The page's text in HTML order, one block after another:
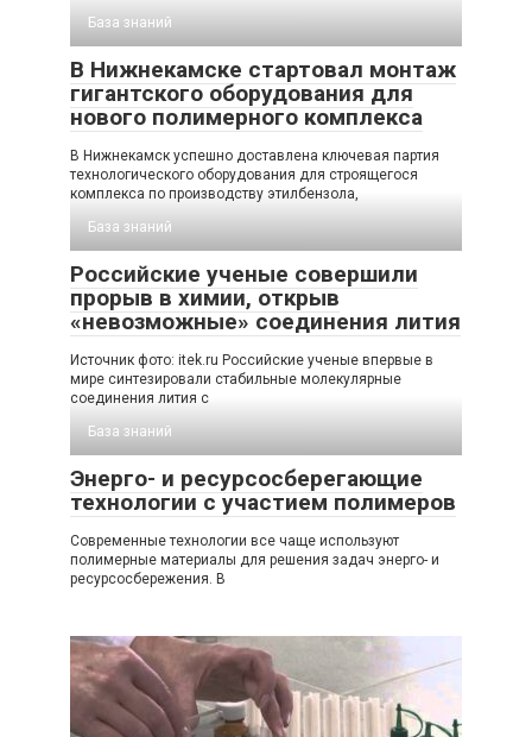
База знаний
В Нижнекамске стартовал монтаж
гигантского оборудования для
нового полимерного комплекса
В Нижнекамск успешно доставлена ключевая партия
технологического оборудования для строящегося
комплекса по производству этилбензола,
База знаний
Российские ученые совершили
прорыв в химии, открыв
«невозможные» соединения лития
Источник фото: itek.ru Российские ученые впервые в
мире синтезировали стабильные молекулярные
соединения лития с
База знаний
Энерго- и ресурсосберегающие
технологии с участием полимеров
Современные технологии все чаще используют
полимерные материалы для решения задач энерго- и
ресурсосбережения. В